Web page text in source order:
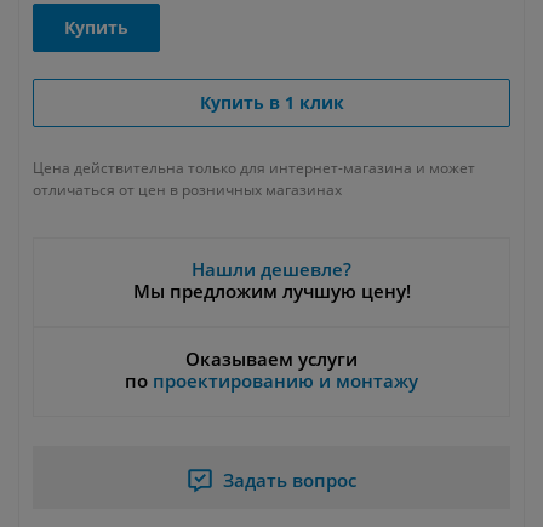
Купить
Купить в 1 клик
Цена действительна только для интернет-магазина и может
отличаться от цен в розничных магазинах
Нашли дешевле?
Мы предложим лучшую цену!
Оказываем услуги
по проектированию и монтажу
Задать вопрос